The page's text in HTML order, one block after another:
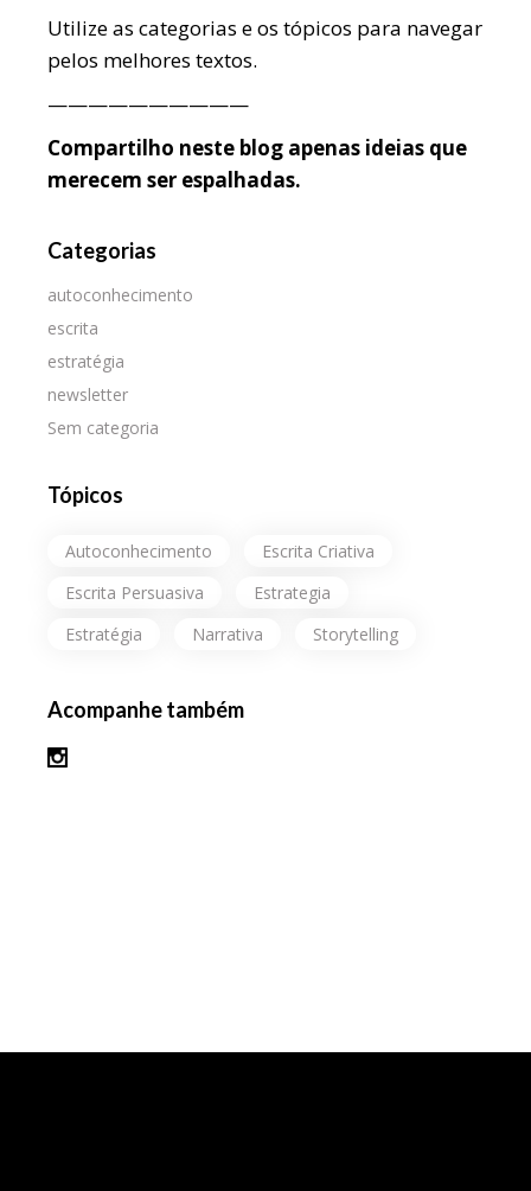
Utilize as categorias e os tópicos para navegar
pelos melhores textos.
——————————
Compartilho neste blog apenas ideias que
merecem ser espalhadas.
Categorias
autoconhecimento
escrita
estratégia
newsletter
Sem categoria
Tópicos
Autoconhecimento
Escrita Criativa
Escrita Persuasiva
Estrategia
Estratégia
Narrativa Storytelling
Acompanhe também